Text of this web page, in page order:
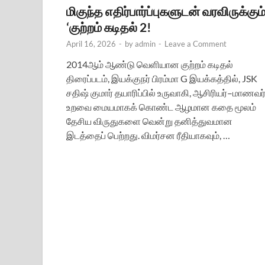
மிகுந்த எதிர்பார்ப்புகளுடன் வரவிருக்கும்
‘குற்றம் கடிதல் 2!
April 16, 2026 - byadmin - Leave a Comment
2014ஆம் ஆண்டு வெளியான குற்றம் கடிதல்
திரைப்படம், இயக்குநர் பிரம்மா G இயக்கத்தில், JSK
சதிஷ் குமார் தயாரிப்பில் உருவாகி, ஆசிரியர்–மாணவர்
உறவை மையமாகக் கொண்ட ஆழமான கதை மூலம்
தேசிய விருதுகளை வென்று தனித்துவமான
இடத்தைப் பெற்றது. விமர்சன ரீதியாகவும், …